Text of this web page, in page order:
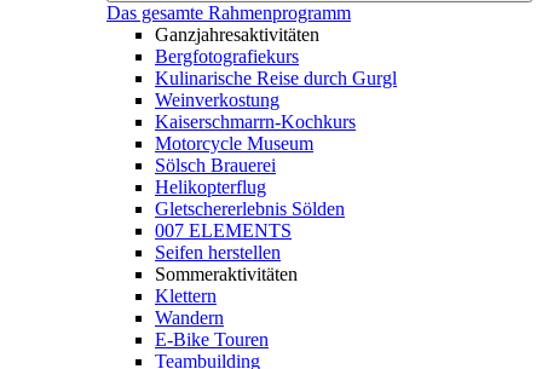
Das gesamte Rahmenprogramm
Ganzjahresaktivitäten
Bergfotografiekurs
Kulinarische Reise durch Gurgl
Weinverkostung
Kaiserschmarrn-Kochkurs
Motorcycle Museum
Sölsch Brauerei
Helikopterflug
Gletschererlebnis Sölden
007 ELEMENTS
Seifen herstellen
Sommeraktivitäten
Klettern
Wandern
E-Bike Touren
Teambuilding